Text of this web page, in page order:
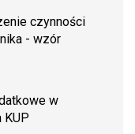
czynności
- wzór
w
KUP